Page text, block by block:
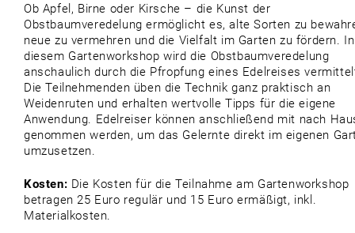
Ob Apfel, Birne oder Kirsche – die Kunst der
Obstbaumveredelung ermöglicht es, alte Sorten zu
neue zu vermehren und die Vielfalt im Garten zu fördern. In
diesem Gartenworkshop wird die Obstbaumveredelung
anschaulich durch die Pfropfung eines Edelreises
Die Teilnehmenden üben die Technik ganz praktisch an
Weidenruten und erhalten wertvolle Tipps für die eigene
Anwendung. Edelreiser können anschließend mit nach
genommen werden, um das Gelernte direkt im eigenen
umzusetzen.
Kosten: Die Kosten für die Teilnahme am Gartenworkshop
betragen 25 Euro regulär und 15 Euro ermäßigt, inkl.
Materialkosten.